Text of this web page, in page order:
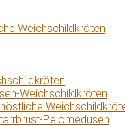
Weichschildkröten
Weichschildkröten
Pelomedusen